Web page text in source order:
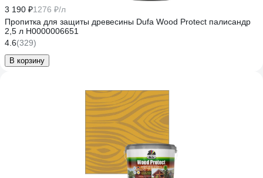
3 190 ₽1276 ₽/л
Пропитка для защиты древесины Dufa Wood Protect палисандр
2,5 л Н0000006651
4.6(329)
В корзину